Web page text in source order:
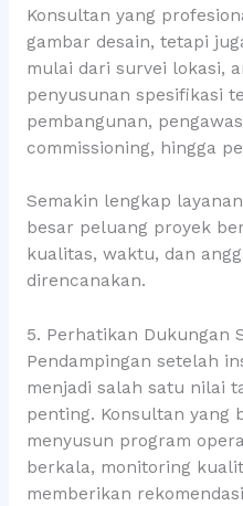
Konsultan yang
gambar desain, tetapi
mulai dari survei lokasi,
penyusunan spesifikasi
pembangunan,
commissioning, hingga
Semakin lengkap
besar peluang proyek
kualitas, waktu, dan
direncanakan.
5. Perhatikan Dukungan
Pendampingan setelah
menjadi salah satu nilai
penting. Konsultan yang
menyusun program
berkala, monitoring
memberikan